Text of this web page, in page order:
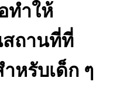
ทำให้
สถานที่ที่
หรับเด็ก ๆ